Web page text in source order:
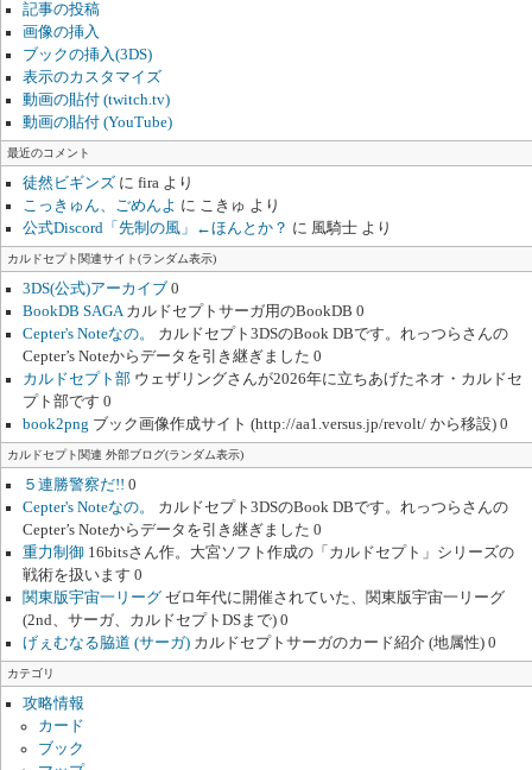
記事の投稿
画像の挿入
ブックの挿入(3DS)
表示のカスタマイズ
動画の貼付 (twitch.tv)
動画の貼付 (YouTube)
最近のコメント
徒然ビギンズ に fira より
こっきゅん、ごめんよ に こきゅ より
公式Discord「先制の風」←ほんとか？ に 風騎士 より
カルドセプト関連サイト(ランダム表示)
3DS(公式)アーカイブ 0
BookDB SAGAカルドセプトサーガ用のBookDB 0
Cepter's Noteなの。
カルドセプト3DSのBook DBです。れっつらさんの
Cepter’s Noteからデータを引き継ぎました 0
カルドセプト部 ウェザリングさんが2026年に立ちあげたネオ・カルドセ
プト部です 0
book2png ブック画像作成サイト (http://aa1.versus.jp/revolt/ から移設) 0
カルドセプト関連 外部ブログ(ランダム表示)
５連勝警察だ!! 0
Cepter's Noteなの。
カルドセプト3DSのBook DBです。れっつらさんの
Cepter’s Noteからデータを引き継ぎました 0
重力制御 16bitsさん作。大宮ソフト作成の「カルドセプト」シリーズの
戦術を扱います 0
関東版宇宙一リーグ ゼロ年代に開催されていた、関東版宇宙一リーグ
(2nd、サーガ、カルドセプトDSまで) 0
げぇむなる脇道 (サーガ) カルドセプトサーガのカード紹介 (地属性) 0
カテゴリ
攻略情報
カード
ブック